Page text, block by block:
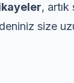
,
size